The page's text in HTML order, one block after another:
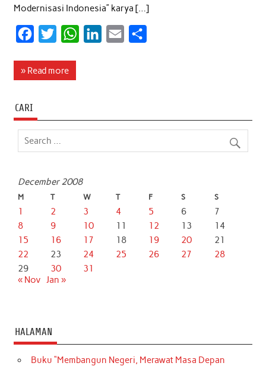
Modernisasi Indonesia” karya […]
c
o
o
i
e
W
A
d
» Read more
CARI
December 2008
M T W T F S S
1 2 3 4 5 6
7
8
9 10 11 12 13
14
15
16 17 18 19 20
21
22
23 24 25 26 27
28
29
30
31
« Nov Jan »
HALAMAN
Buku “Membangun Negeri, Merawat Masa Depan